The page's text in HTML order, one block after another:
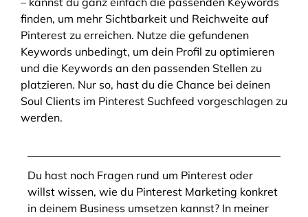
finden, um mehr Sichtbarkeit und Reichweite auf
Pinterest zu erreichen. Nutze die gefundenen
Keywords unbedingt, um dein Profil zu optimieren
und die Keywords an den passenden Stellen zu
platzieren. Nur so, hast du die Chance bei deinen
Soul Clients im Pinterest Suchfeed vorgeschlagen zu
werden.
Du hast noch Fragen rund um Pinterest oder
willst wissen, wie du Pinterest Marketing konkret
in deinem Business umsetzen kannst? In meiner